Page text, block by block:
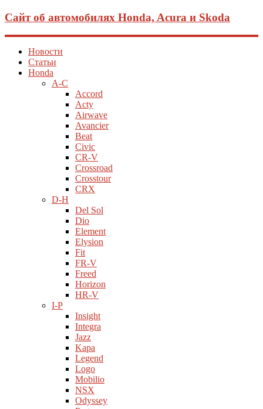
Сайт об автомобилях Honda, Acura и Skoda
Новости
Статьи
Honda
A-C
Accord
Acty
Airwave
Avancier
Beat
Civic
CR-V
Crossroad
Crosstour
CRX
D-H
Del Sol
Dio
Element
Elysion
Fit
FR-V
Freed
Horizon
HR-V
I-P
Insight
Integra
Jazz
Kapa
Legend
Logo
Mobilio
NSX
Odyssey